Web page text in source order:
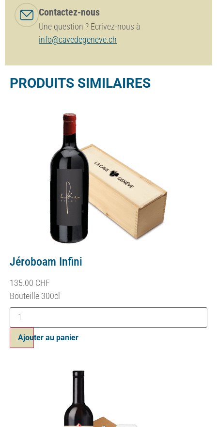
Contactez-nous
Une question ? Ecrivez-nous à
info@cavedegeneve.ch
PRODUITS SIMILAIRES
Jéroboam Infini
135.00 CHF
Bouteille 300cl
Ajouter au panier